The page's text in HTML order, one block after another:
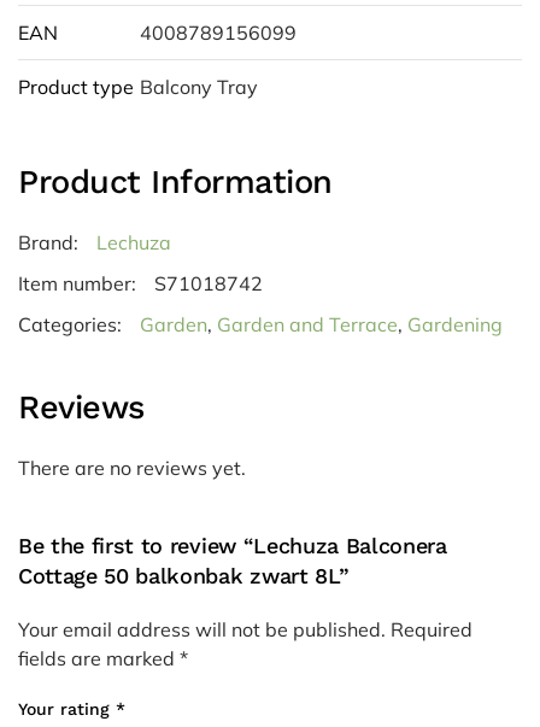
EAN 4008789156099
Product type Balcony Tray
Product Information
Brand:
Lechuza
Item number:
S71018742
Categories:
Garden, Garden and Terrace, Gardening
Reviews
There are no reviews yet.
Be the first to review “Lechuza Balconera
Cottage 50 balkonbak zwart 8L”
Your email address will not be published. Required
fields are marked *
Your rating *